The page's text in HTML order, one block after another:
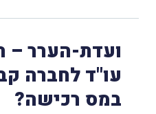
ועדת-הערר
עו"ד לחברה
במס רכישה?